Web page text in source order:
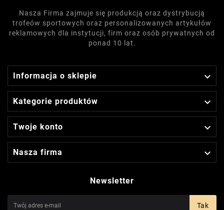
Nasza Firma zajmuje się produkcją oraz dystrybucją
trofeów sportowych oraz personalizowanych artykułów
reklamowych dla instytucji, firm oraz osób prywatnych od
ponad 10 lat.
Informacja o sklepie 
Kategorie produktów 
Twoje konto 
Nasza firma 
Newsletter
Tak